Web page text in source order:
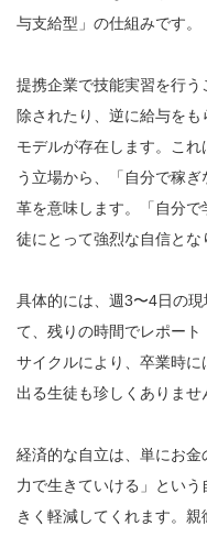
与支給型」の仕組みです。
提携企業で技能実習を行
除されたり、逆に給与を
モデルが存在します。こ
う立場から、「自分で稼
革を意味します。「自分
徒にとって強烈な自信とな
具体的には、週3〜4日の
て、残りの時間でレポー
サイクルにより、卒業時
出る生徒も珍しくありませ
経済的な自立は、単にお
力で生きていける」とい
きく軽減してくれます。